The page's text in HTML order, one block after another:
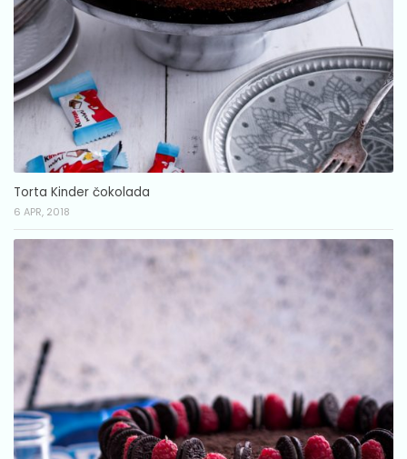
Torta Kinder čokolada
6 APR, 2018